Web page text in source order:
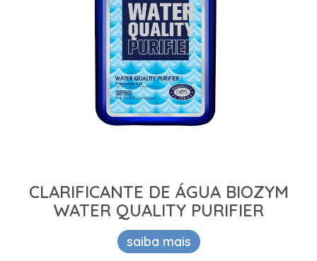
CLARIFICANTE DE ÁGUA BIOZYM
WATER QUALITY PURIFIER
saiba mais